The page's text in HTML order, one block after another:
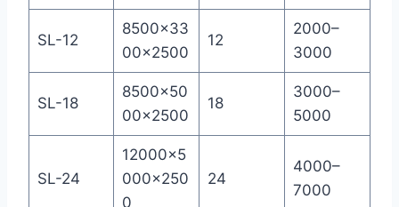
SL-12
8500×33
00×2500
12
2000–
3000
SL-18
8500×50
00×2500
18
3000–
5000
SL-24
12000×5
000×250
0
24
4000–
7000